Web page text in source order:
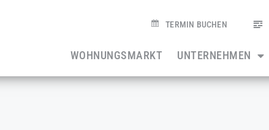
TERMIN BUCHEN
WOHNUNGSMARKT UNTERNEHMEN